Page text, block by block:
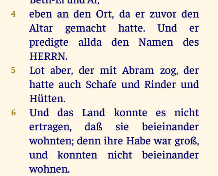
4 eben an den Ort, da er zuvorden
Altargemacht hatte. Under
predigte allda den Namen des
HERRN.
5 Lotaber, der mit Abram zog, der
hatte auch Schafe und Rinder und
Hütten.
6 Und das Land konnte es nicht
ertragen, daß siebeieinander
wohnten; denn ihre Habe wargroß,
undkonnten nichtbeieinander
wohnen.